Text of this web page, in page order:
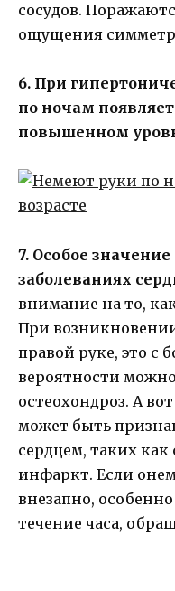
сосудов.
ощущения
6. При
по ночам
повышенном
7. Особое
заболеваниях
внимание на то,
При
правой руке, это с
вероятности
остеохондроз. А
может быть
сердцем, таких
инфаркт. Если
внезапно,
течение часа,